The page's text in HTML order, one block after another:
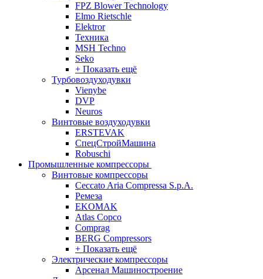
FPZ Blower Technology
Elmo Rietschle
Elektror
Техника
MSH Techno
Seko
+ Показать ещё
Турбовоздуходувки
Vienybe
DVP
Neuros
Винтовые воздуходувки
ERSTEVAK
СпецСтройМашина
Robuschi
Промышленные компрессоры
Винтовые компрессоры
Ceccato Aria Compressa S.p.A.
Ремеза
EKOMAK
Atlas Copco
Comprag
BERG Compressors
+ Показать ещё
Электрические компрессоры
Арсенал Машиностроение